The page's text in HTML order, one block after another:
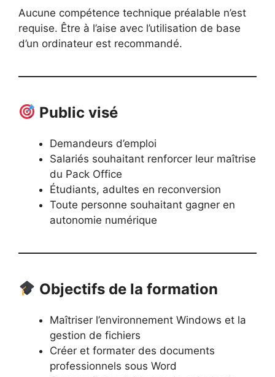
Aucune compétence technique préalable n’est
requise. Être à l’aise avec l’utilisation de base
d’un ordinateur est recommandé.
Public visé
Demandeurs d’emploi
Salariés souhaitant renforcer leur maîtrise
du Pack Office
Étudiants, adultes en reconversion
Toute personne souhaitant gagner en
autonomie numérique
Objectifs de la formation
Maîtriser l’environnement Windows et la
gestion de fichiers
Créer et formater des documents
professionnels sous Word